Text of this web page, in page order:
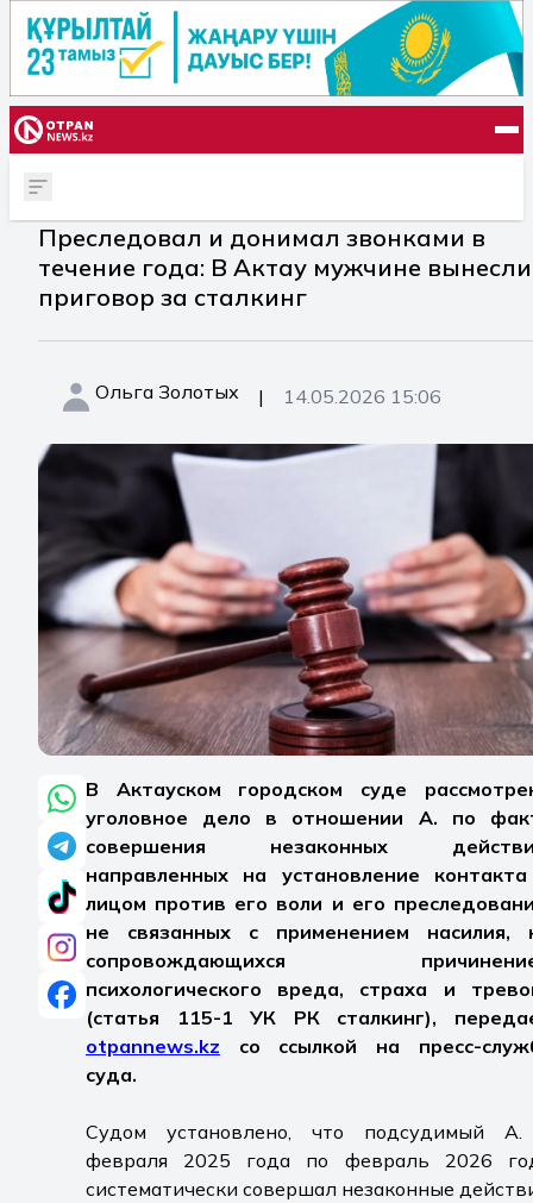
Преследовал и донимал звонками в
течение года: В Актау мужчине вынесли
приговор за сталкинг
Ольга Золотых | 14.05.2026 15:06
В Актауском городском суде
уголовное дело в отношении А. по
совершения незаконных
направленных на установление
лицом против его воли и его
не связанных с применением насилия,
сопровождающихся
психологического вреда, страха и
(статья 115-1 УК РК сталкинг),
otpannews.kz со ссылкой на пресс-
суда.
Судом установлено, что подсудимый
февраля 2025 года по февраль 2026
систематически совершал незаконные